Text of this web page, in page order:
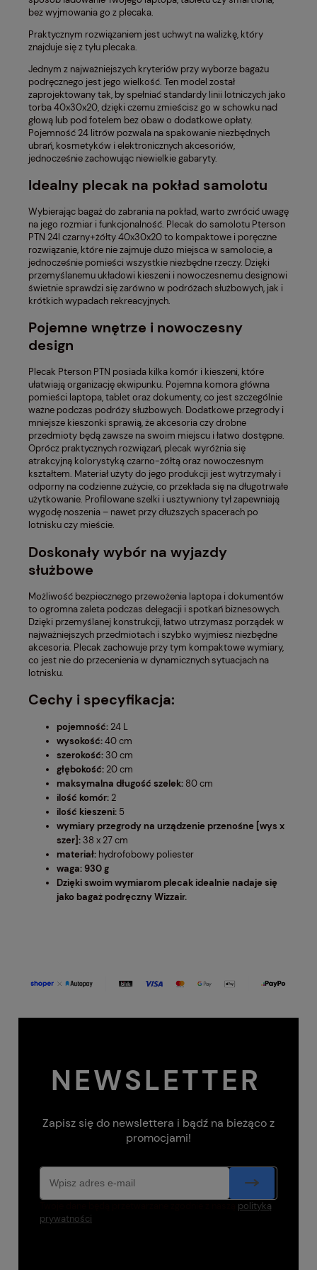
bez wyjmowania go z plecaka.
Praktycznym rozwiązaniem jest uchwyt na walizkę, który
znajduje się z tyłu plecaka.
Jednym z najważniejszych kryteriów przy wyborze bagażu
podręcznego jest jego wielkość. Ten model został
zaprojektowany tak, by spełniać standardy linii lotniczych jako
torba 40x30x20, dzięki czemu zmieścisz go w schowku nad
głową lub pod fotelem bez obaw o dodatkowe opłaty.
Pojemność 24 litrów pozwala na spakowanie niezbędnych
ubrań, kosmetyków i elektronicznych akcesoriów,
jednocześnie zachowując niewielkie gabaryty.
Idealny plecak na pokład samolotu
Wybierając bagaż do zabrania na pokład, warto zwrócić uwagę
na jego rozmiar i funkcjonalność. Plecak do samolotu Pterson
PTN 24l czarny+żółty 40x30x20 to kompaktowe i poręczne
rozwiązanie, które nie zajmuje dużo miejsca w samolocie, a
jednocześnie pomieści wszystkie niezbędne rzeczy. Dzięki
przemyślanemu układowi kieszeni i nowoczesnemu designowi
świetnie sprawdzi się zarówno w podróżach służbowych, jak i
krótkich wypadach rekreacyjnych.
Pojemne wnętrze i nowoczesny
design
Plecak Pterson PTN posiada kilka komór i kieszeni, które
ułatwiają organizację ekwipunku. Pojemna komora główna
pomieści laptopa, tablet oraz dokumenty, co jest szczególnie
ważne podczas podróży służbowych. Dodatkowe przegrody i
mniejsze kieszonki sprawią, że akcesoria czy drobne
przedmioty będą zawsze na swoim miejscu i łatwo dostępne.
Oprócz praktycznych rozwiązań, plecak wyróżnia się
atrakcyjną kolorystyką czarno-żółtą oraz nowoczesnym
kształtem. Materiał użyty do jego produkcji jest wytrzymały i
odporny na codzienne zużycie, co przekłada się na długotrwałe
użytkowanie. Profilowane szelki i usztywniony tył zapewniają
wygodę noszenia – nawet przy dłuższych spacerach po
lotnisku czy mieście.
Doskonały wybór na wyjazdy
służbowe
Możliwość bezpiecznego przewożenia laptopa i dokumentów
to ogromna zaleta podczas delegacji i spotkań biznesowych.
Dzięki przemyślanej konstrukcji, łatwo utrzymasz porządek w
najważniejszych przedmiotach i szybko wyjmiesz niezbędne
akcesoria. Plecak zachowuje przy tym kompaktowe wymiary,
co jest nie do przecenienia w dynamicznych sytuacjach na
lotnisku.
Cechy i specyfikacja:
pojemność: 24 L
wysokość:40 cm
szerokość:30 cm
głębokość: 20 cm
maksymalna długość szelek: 80 cm
ilość komór: 2
ilość kieszeni: 5
wymiary przegrody na urządzenie przenośne [wys x
szer]:38 x 27 cm
materiał: hydrofobowy poliester
waga: 930g
Dzięki swoim wymiarom plecak idealnie nadaje się
jako bagaż podręczny Wizzair.
NEWSLETTER
Zapisz się do newslettera i bądź na bieżąco z
promocjami!
polityką
prywatności